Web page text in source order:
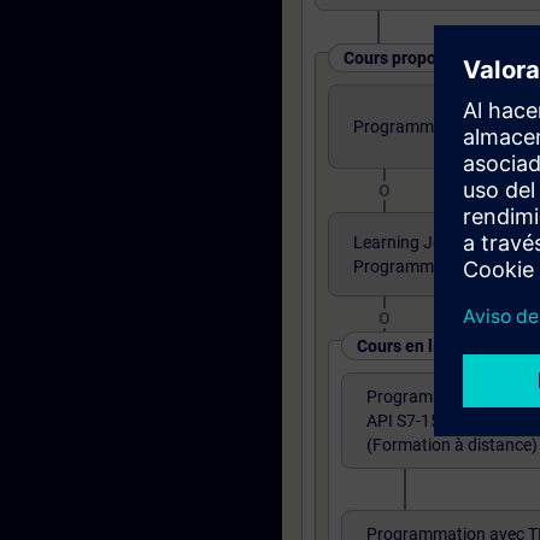
Cours proposés sous
Programmation TIA
O
Learning Journey - TIA
Programmation partie 1
O
Cours en ligne
Programmation avec
API S7-1500 (1ère
(Formation à distance)
Programmation avec